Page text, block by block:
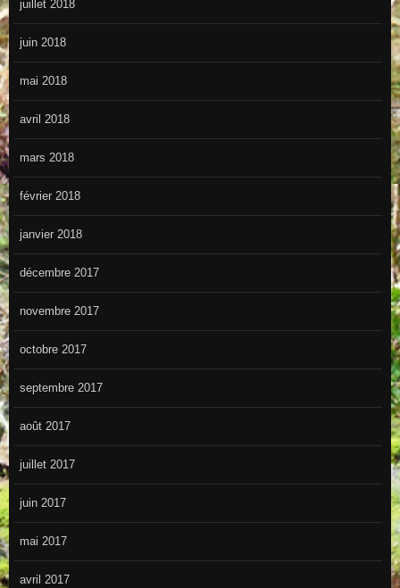
juillet 2018
juin 2018
mai 2018
avril 2018
mars 2018
février 2018
janvier 2018
décembre 2017
novembre 2017
octobre 2017
septembre 2017
août 2017
juillet 2017
juin 2017
mai 2017
avril 2017